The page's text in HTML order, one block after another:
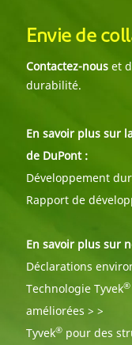
Envie de
Contactez-nous et
durabilité.
En savoir plus sur
de DuPont :
Développement
Rapport de
En savoir plus sur
Déclarations
Technologie Tyvek®
améliorées > >
Tyvek® pour des